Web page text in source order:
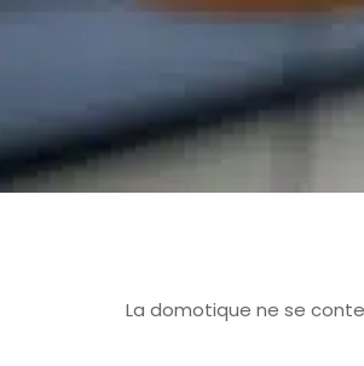
La domotique ne se